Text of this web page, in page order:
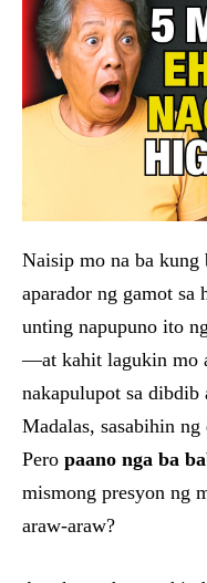
Naisip mo na ba
aparador ng gamot sa
unting napupuno ito
—at kahit lagukin mo
nakapulupot sa dibdib
Madalas, sasabihin ng
Pero paano nga ba
mismong presyon ng
araw-araw?